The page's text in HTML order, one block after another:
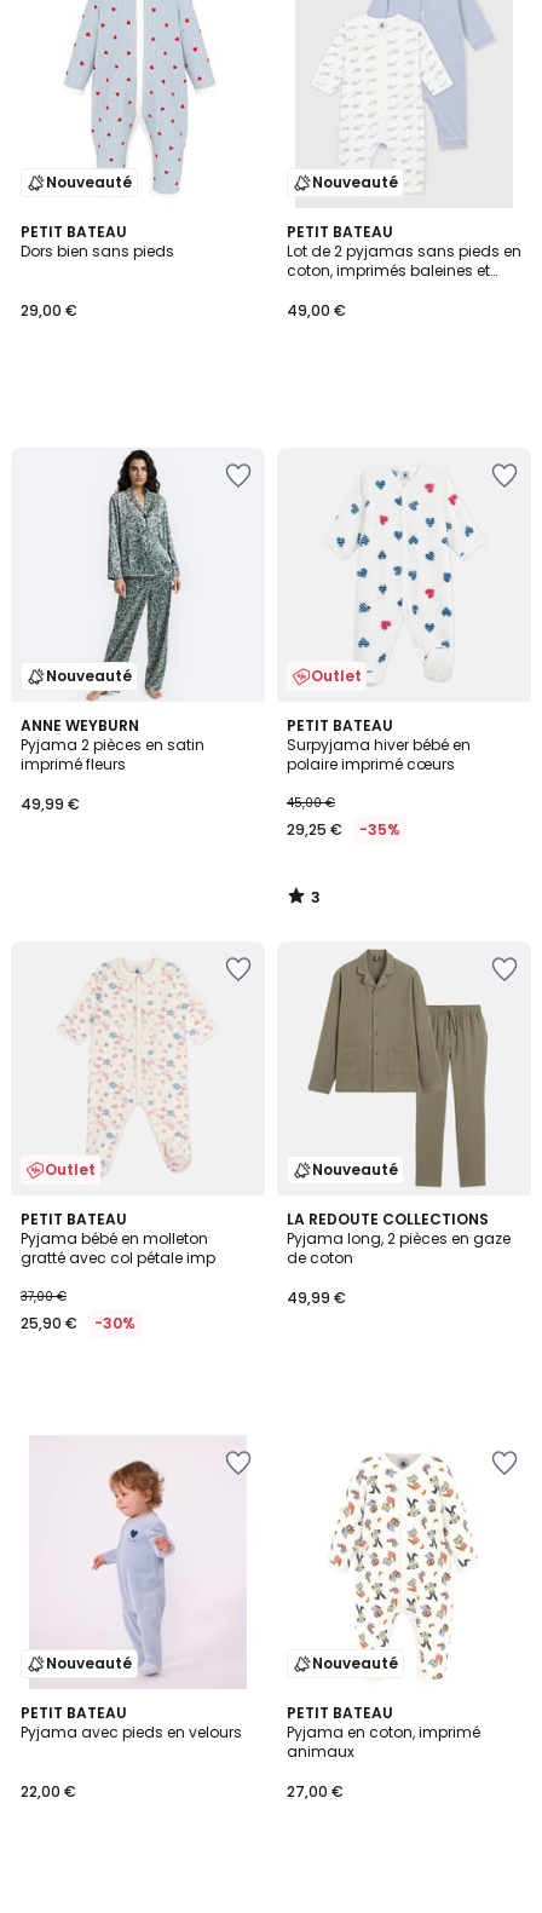
Nouveauté
PETIT BATEAU
Dors bien sans pieds
29,00 €
Nouveauté
PETIT BATEAU
Lot de 2 pyjamas sans pieds en
coton, imprimés baleines et
49,00 €
Nouveauté
ANNE WEYBURN
Pyjama 2 pièces en satin
imprimé fleurs
49,99 €
Outlet
PETIT BATEAU
Surpyjama hiver bébé en
polaire imprimé cœurs
45,00 €
29,25 € -35%
3
/
5
3
/
Outlet
PETIT BATEAU
Pyjama bébé en molleton
gratté avec col pétale imp
37,00 €
25,90 € -30%
Nouveauté
LA REDOUTE COLLECTIONS
Pyjama long, 2 pièces en gaze
de coton
49,99 €
Nouveauté
PETIT BATEAU
Pyjama avec pieds en velours
22,00 €
Nouveauté
PETIT BATEAU
Pyjama en coton, imprimé
animaux
27,00 €